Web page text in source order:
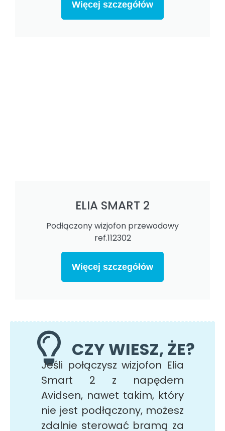
Więcej szczegółów
ELIA SMART 2
Podłączony wizjofon przewodowy
ref.112302
Więcej szczegółów
CZY WIESZ, ŻE?
Jeśli połączysz wizjofon Elia
Smart 2 z napędem
Avidsen, nawet takim, który
nie jest podłączony, możesz
zdalnie sterować bramą za